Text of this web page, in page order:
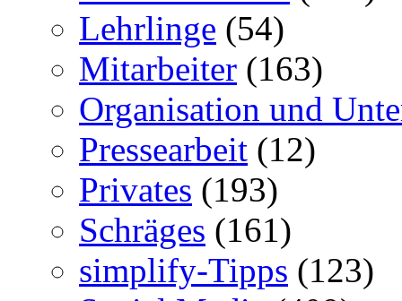
Lehrlinge (54)
Mitarbeiter (163)
Organisation und
Pressearbeit (12)
Privates (193)
Schräges (161)
simplify-Tipps (123)